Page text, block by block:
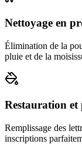
Nettoyage en
Élimination de la
pluie et de la
Restauration et
Remplissage des
inscriptions